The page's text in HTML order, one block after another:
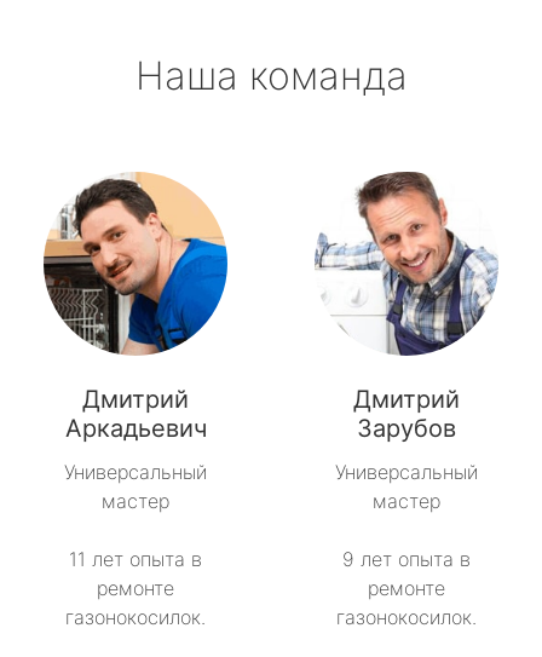
Наша команда
Дмитрий
Аркадьевич
Универсальный
мастер
11 лет опыта в
ремонте
газонокосилок.
Дмитрий
Зарубов
Универсальный
мастер
9 лет опыта в
ремонте
газонокосилок.